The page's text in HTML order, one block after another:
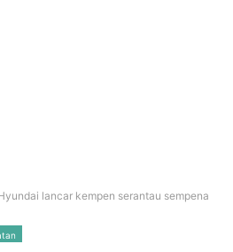
lancar kempen serantau sempena